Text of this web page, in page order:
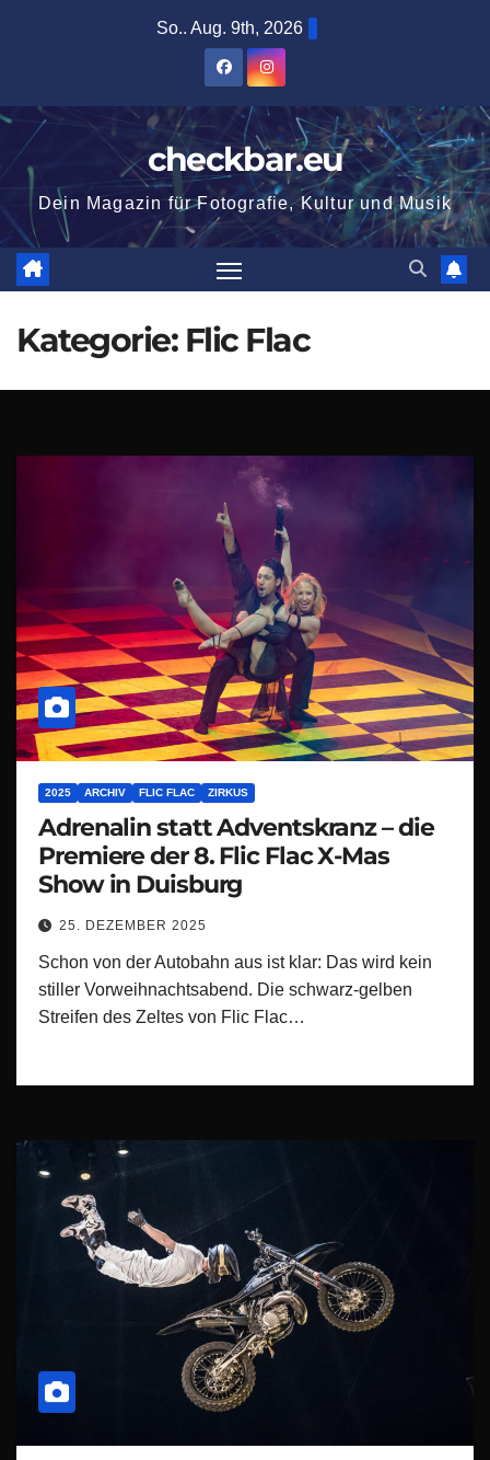
So.. Aug. 9th, 2026
checkbar.eu
Dein Magazin für Fotografie, Kultur und Musik
Kategorie: Flic Flac
2025 ARCHIV FLIC FLAC ZIRKUS
Adrenalin statt Adventskranz – die
Premiere der 8. Flic Flac X-Mas
Show in Duisburg
25. DEZEMBER 2025
Schon von der Autobahn aus ist klar: Das wird kein
stiller Vorweihnachtsabend. Die schwarz-gelben
Streifen des Zeltes von Flic Flac…